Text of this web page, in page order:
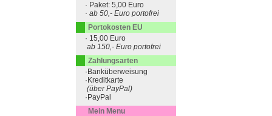
· Paket: 5,00 Euro
· ab 50,- Euro portofrei
Portokosten EU
· 15,00 Euro
ab 150,- Euro portofrei
Zahlungsarten
·Banküberweisung
·Kreditkarte
(über PayPal)
·PayPal
Mein Menu